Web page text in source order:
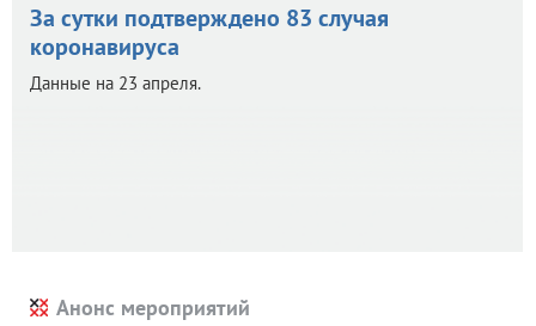
За сутки подтверждено 83 случая
коронавируса
Данные на 23 апреля.
Анонс мероприятий